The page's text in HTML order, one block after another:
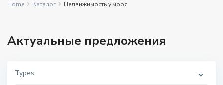
Home Каталог Недвижимость у моря
Актуальные предложения
Types